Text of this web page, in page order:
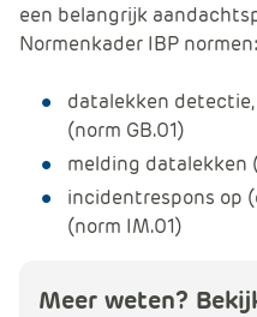
een belangrijk
Normenkader IBP normen:
datalekken
(norm GB.01)
melding datalekken
incidentrespons op
(norm IM.01)
Meer weten?